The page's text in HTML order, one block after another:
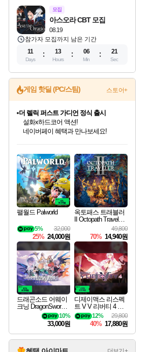
모집
08.19
아스오라 CBT 모집
참가자 모집까지 남은 기간
11
Days
13
Hours
06
Min
19
Sec
게임 핫딜 (PC/스팀) 스토어+
최대 90% 할인가를 만나보세요!
네이버혜택과 함께 만나보세요!
50%할인&추가 적립까지!
네이버 포인트 혜택까지!
이니&베니 혜택까지!
네이버 혜택가와 함께 예약하세요!
할인&네이버혜택으로 만나보세요!
네이버페이 혜택과 만나보세요!
베데스다 40주년 기념 할인 중!
베데스다의 명작들을
40주년 프로모션으로 만나보세요!
할인가에 만나보세요!
일부 에디션 상시 할인!
혜택으로 예약 판매 중
편안하게 충전하세요
팰월드 Palworld
32,000
5%
25% 24,000원
옥토패스 트래블러
II Octopath Traveler I
49,800
70% 14,940원
드래곤소드 어웨이
크닝 DragonSword A
10%
33,000원
디제이맥스 리스펙
트 V V 리버티 4 팩
DJMAX RESPECT
V V Liberty 4 Pack D
29,800
12%
40% 17,880원